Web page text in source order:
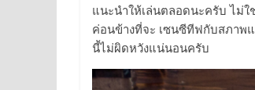
แนะนำให้เล่นตลอดนะครับ ไม่ใ
ค่อนข้างที่จะ เซนซีทีฟกับสภาพ
นี้ไม่ผิดหวังแน่นอนครับ